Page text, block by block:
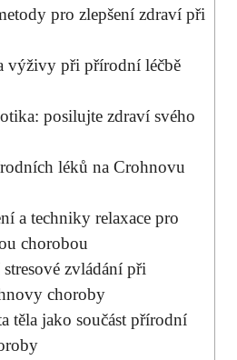
pro zlepšení ⁢zdraví při⁢
výživy při ‌přírodní‍ léčbě
posilujte zdraví svého
léků na Crohnovu‍
a​ techniky relaxace pro
chorobou
zvládání při
‍choroby
těla jako součást přírodní⁣